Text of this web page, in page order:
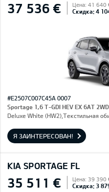
37 536 € Цена: 41 640
Скидка: 4
#E2507C007C45A 0007
Sportage 1,6 T-GDI HEV EX 6AT 2WD
Deluxe White (HW2),Текстильная
Я ЗАИНТЕРЕСОВАН!
KIA SPORTAGE FL
35 511 € Цена: 39 390
Скидка: 3